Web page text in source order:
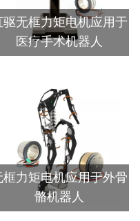
驱无框力矩电机应用于
医疗手术机器人
框力矩电机应用于外骨
骼机器人